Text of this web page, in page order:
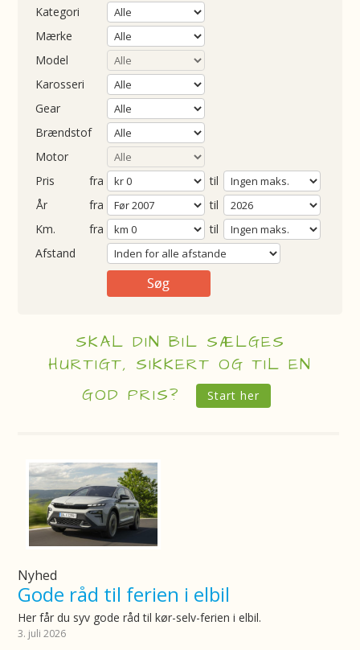
Kategori
Mærke
Model
Karosseri
Gear
Brændstof
Motor
Pris
fra
til
fra
til
fra
til
Afstand
SKAL DIN BIL SÆLGES
HURTIGT, SIKKERT OG TIL EN
GOD PRIS?
Start her
Nyhed
Gode råd til ferien i elbil
Her får du syv gode råd til kør-selv-ferien i elbil.
3. juli 2026